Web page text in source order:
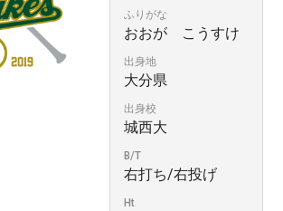
ふりがな
おおが こうすけ
出身地
大分県
出身校
城西大
B/T
右打ち/右投げ
Ht